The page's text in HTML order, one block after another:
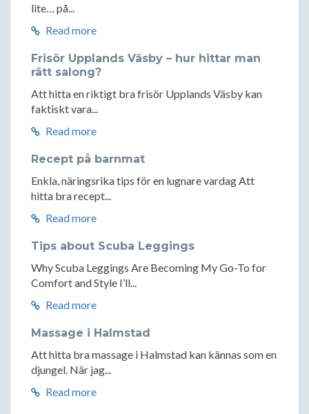
lite… på...
Read more
Frisör Upplands Väsby – hur hittar man
rätt salong?
Att hitta en riktigt bra frisör Upplands Väsby kan
faktiskt vara...
Read more
Recept på barnmat
Enkla, näringsrika tips för en lugnare vardag Att
hitta bra recept...
Read more
Tips about Scuba Leggings
Why Scuba Leggings Are Becoming My Go-To for
Comfort and Style I’ll...
Read more
Massage i Halmstad
Att hitta bra massage i Halmstad kan kännas som en
djungel. När jag...
Read more